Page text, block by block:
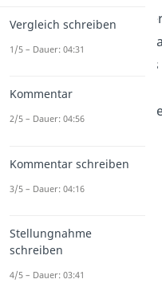
Tipp:Damit du den
die verschiedenen
innerhalb eines
kann eine
Figurenkonstellation
Vergleich schreiben
1/5 – Dauer: 04:31
Kommentar
2/5 – Dauer: 04:56
Kommentar schreiben
3/5 – Dauer: 04:16
Stellungnahme
schreiben
4/5 – Dauer: 03:41